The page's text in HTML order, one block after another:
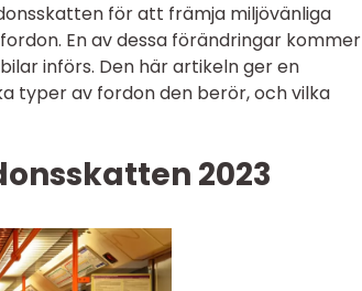
för att främja miljövänliga
En av dessa förändringar kommer
införs. Den här artikeln ger en
typer av fordon den berör, och vilka
2023